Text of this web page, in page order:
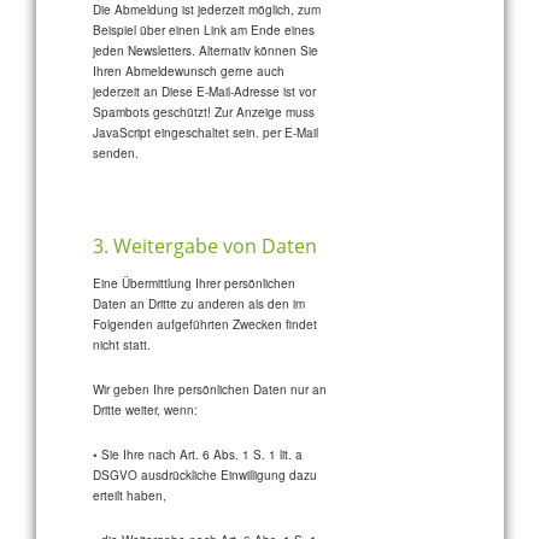
Die Abmeldung ist jederzeit möglich, zum
Beispiel über einen Link am Ende eines
jeden Newsletters. Alternativ können Sie
Ihren Abmeldewunsch gerne auch
jederzeit anDiese E-Mail-Adresse ist vor
Spambots geschützt! Zur Anzeige muss
JavaScript eingeschaltet sein. per E-Mail
senden.
3. Weitergabe von Daten
Eine Übermittlung Ihrer persönlichen
Daten an Dritte zu anderen als den im
Folgenden aufgeführten Zwecken findet
nicht statt.
Wir geben Ihre persönlichen Daten nur an
Dritte weiter, wenn:
• Sie Ihre nach Art. 6 Abs. 1 S. 1 lit. a
DSGVO ausdrückliche Einwilligung dazu
erteilt haben,